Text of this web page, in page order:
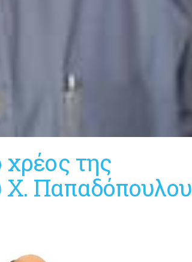
χρέος της
Χ. Παπαδόπουλου